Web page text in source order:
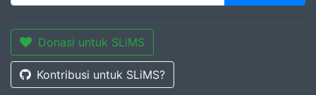
Donasi untuk SLiMS
Kontribusi untuk SLiMS?